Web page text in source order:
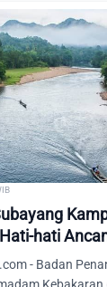
hati
- Badan